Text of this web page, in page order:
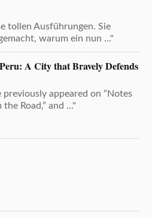
tollen Ausführungen. Sie
warum ein nun ..."
A City that Bravely Defends
appeared on “Notes
Road,” and ..."